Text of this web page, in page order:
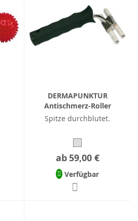
DERMAPUNKTUR
Antischmerz-Roller
Spitze durchblutet.
ab 59,00 €
Verfügbar